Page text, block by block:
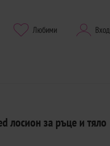
Любими Вход
лосион за ръце и тяло